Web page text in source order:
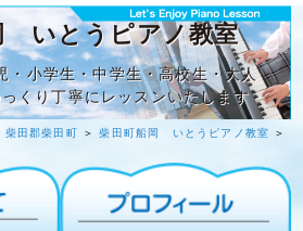
いとうピアノ教室
小学生・中学生・高校生・大人
くり丁寧にレッスンいたします
柴田郡柴田町 ＞柴田町船岡 いとうピアノ教室
＞